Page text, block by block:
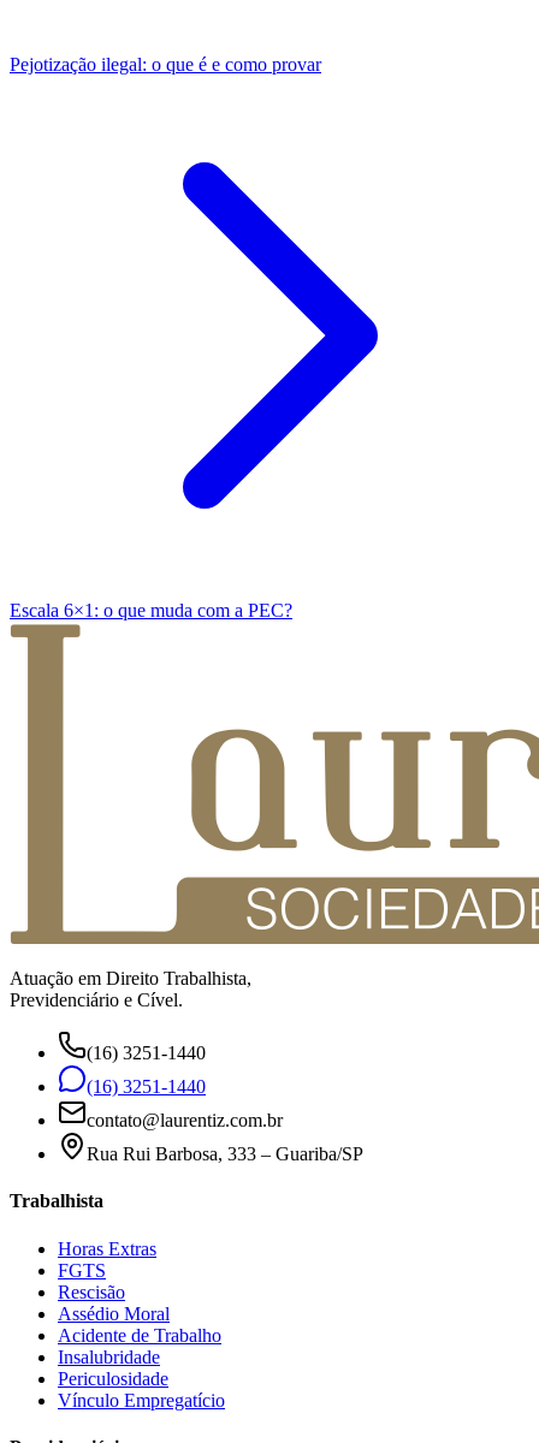
Pejotização ilegal: o que é e como provar
Escala 6×1: o que muda com a PEC?
Atuação em Direito Trabalhista,
Previdenciário e Cível.
(16) 3251-1440
(16) 3251-1440
contato@laurentiz.com.br
Rua Rui Barbosa, 333 – Guariba/SP
Trabalhista
Horas Extras
FGTS
Rescisão
Assédio Moral
Acidente de Trabalho
Insalubridade
Periculosidade
Vínculo Empregatício